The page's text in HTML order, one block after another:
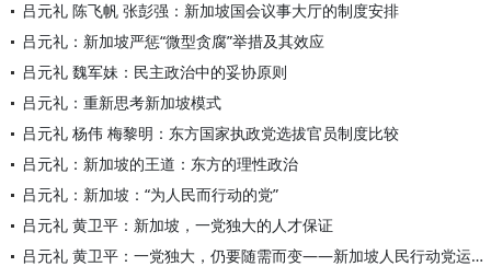
吕元礼 陈飞帆 张彭强：新加坡国会议事大厅的制度安排
吕元礼：新加坡严惩“微型贪腐”举措及其效应
吕元礼 魏军妹：民主政治中的妥协原则
吕元礼：重新思考新加坡模式
吕元礼 杨伟 梅黎明：东方国家执政党选拔官员制度比较
吕元礼：新加坡的王道：东方的理性政治
吕元礼：新加坡：“为人民而行动的党”
吕元礼 黄卫平：新加坡，一党独大的人才保证
吕元礼 黄卫平：一党独大，仍要随需而变——新加坡人民行动党运作揭密（上）